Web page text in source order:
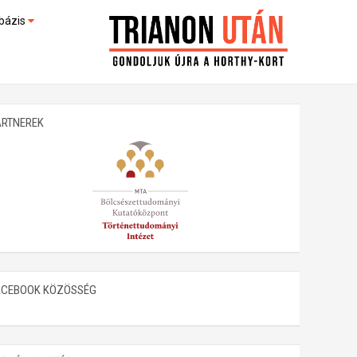
(feltöltés alatt)
KÖZÖSSÉG